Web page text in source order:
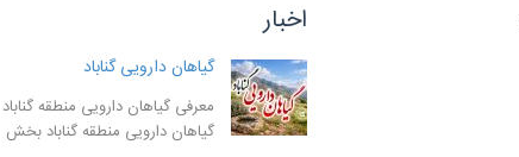
اخبار
گیاهان دارویی گناباد
معرفی گیاهان دارویی منطقه گناباد
گیاهان دارویی منطقه گناباد بخش